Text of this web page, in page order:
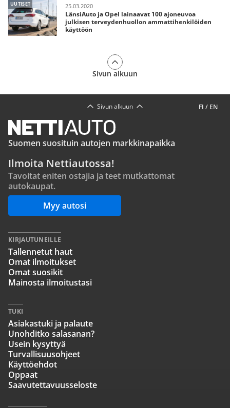
UUTISET 25.03.2020
LänsiAuto ja Opel lainaavat 100 ajoneuvoa
julkisen terveydenhuollon ammattihenkilöiden
käyttöön
Sivun alkuun
FI / EN
Sivun alkuun
Suomen suosituin autojen markkinapaikka
Ilmoita Nettiautossa!
Tavoitat eniten ostajia ja teet mutkattomat
autokaupat.
Myy autosi
KIRJAUTUNEILLE
Tallennetut haut
Omat ilmoitukset
Omat suosikit
Mainosta ilmoitustasi
TUKI
Asiakastuki ja palaute
Unohditko salasanan?
Usein kysyttyä
Turvallisuusohjeet
Käyttöehdot
Oppaat
Saavutettavuusseloste